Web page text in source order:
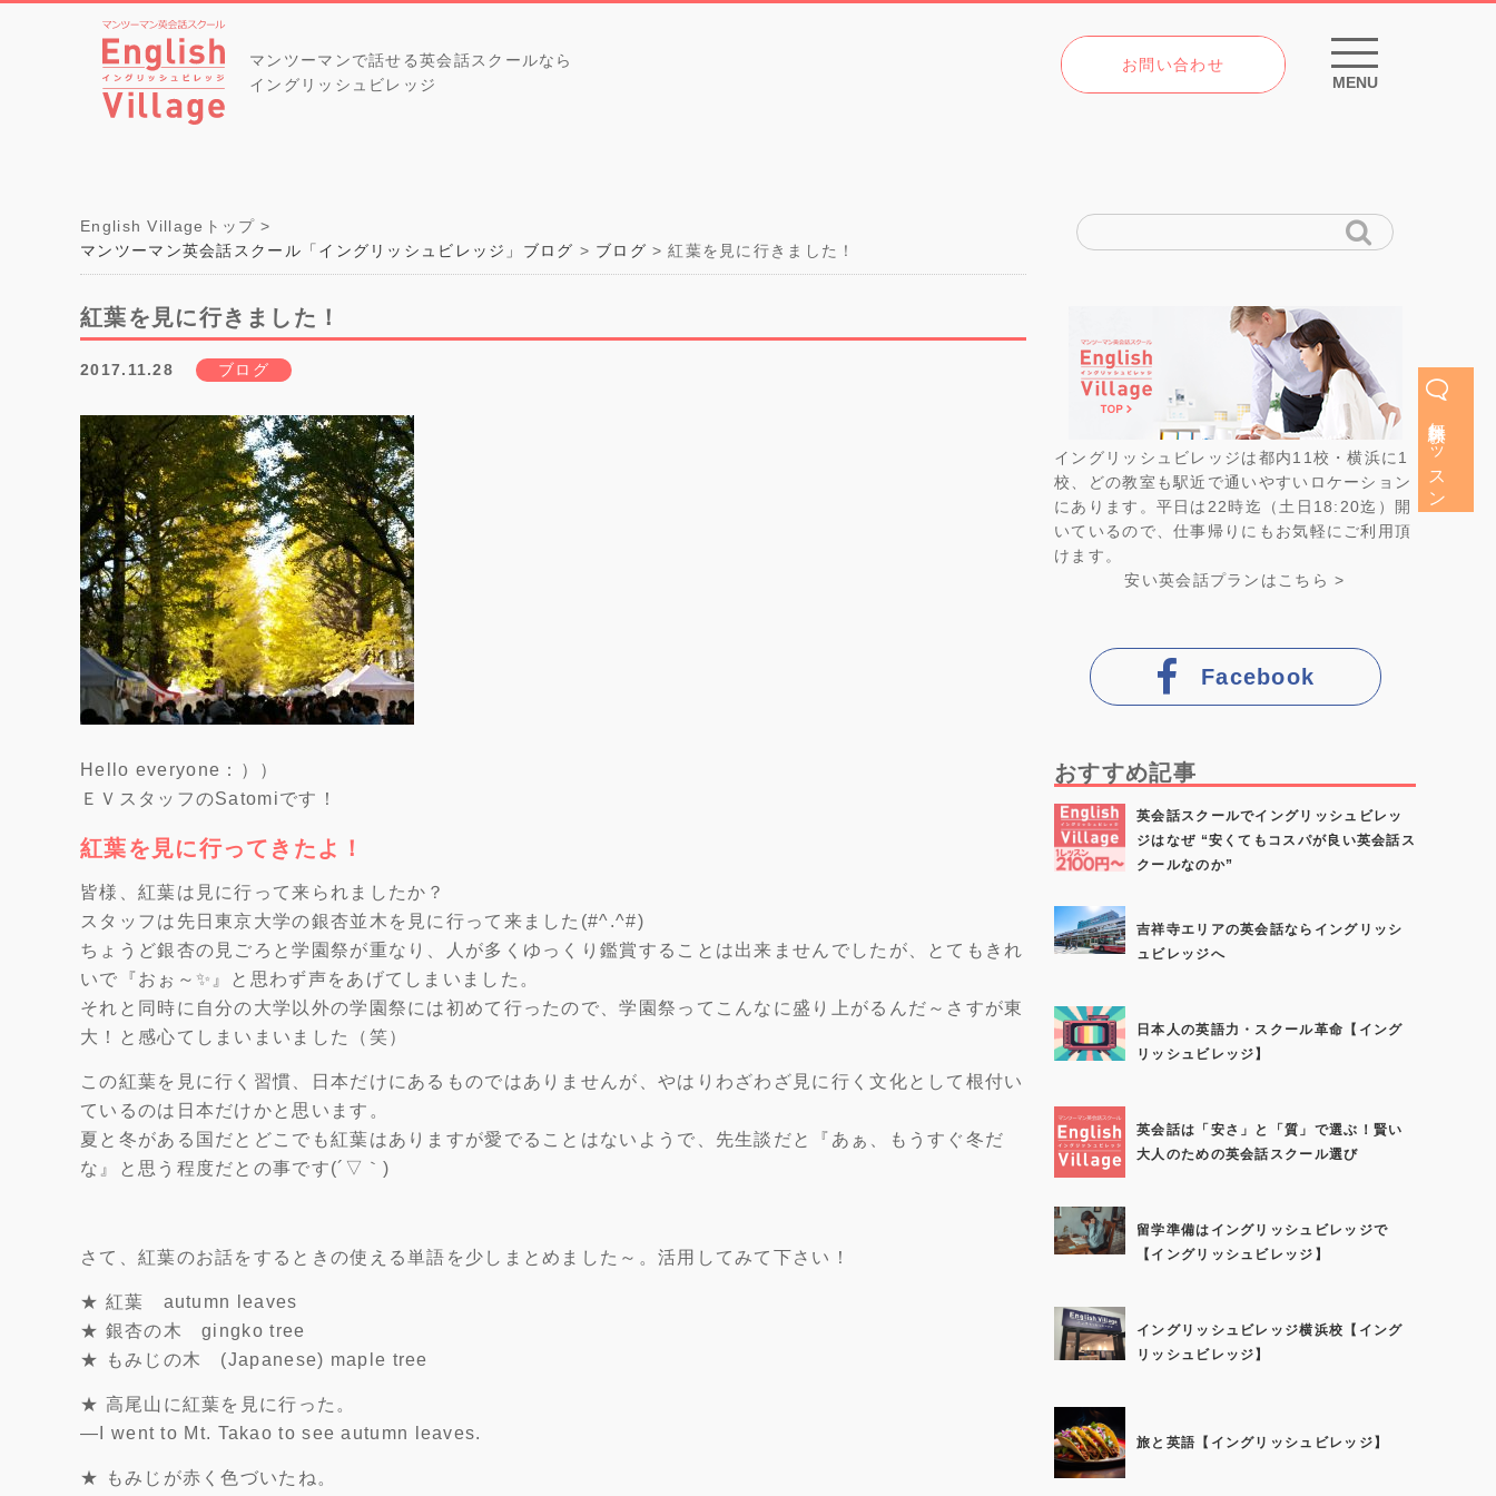
無料体験レッスン
マンツーマンで話せる英会話スクールなら
イングリッシュビレッジ
お問い合わせ
MENU
English Villageトップ
マンツーマン英会話スクール「イングリッシュビレッジ」ブログ
ブログ 紅葉を見に行きました！
紅葉を見に行きました！
2017.11.28 ブログ
Hello everyone：））
ＥＶスタッフのSatomiです！
紅葉を見に行ってきたよ！
皆様、紅葉は見に行って来られましたか？
スタッフは先日東京大学の銀杏並木を見に行って来ました(#^.^#)
ちょうど銀杏の見ごろと学園祭が重なり、人が多くゆっくり鑑賞することは出来ませんでしたが、とてもきれ
いで『おぉ～✨』と思わず声をあげてしまいました。
それと同時に自分の大学以外の学園祭には初めて行ったので、学園祭ってこんなに盛り上がるんだ～さすが東
大！と感心てしまいまいました（笑）
この紅葉を見に行く習慣、日本だけにあるものではありませんが、やはりわざわざ見に行く文化として根付い
ているのは日本だけかと思います。
夏と冬がある国だとどこでも紅葉はありますが愛でることはないようで、先生談だと『あぁ、もうすぐ冬だ
な』と思う程度だとの事です(´▽｀)
さて、紅葉のお話をするときの使える単語を少しまとめました～。活用してみて下さい！
★ 紅葉 autumn leaves
★ 銀杏の木 gingko tree
★ もみじの木 (Japanese) maple tree
★ 高尾山に紅葉を見に行った。
―I went to Mt. Takao to see autumn leaves.
★ もみじが赤く色づいたね。
イングリッシュビレッジは都内11校・横浜に1
校、どの教室も駅近で通いやすいロケーション
にあります。平日は22時迄（土日18:20迄）開
いているので、仕事帰りにもお気軽にご利用頂
けます。
安い英会話プラン はこちら >
Facebook
おすすめ記事
英会話スクールでイングリッシュビレッ
ジはなぜ “安くてもコスパが良い英会話ス
クールなのか”
吉祥寺エリアの英会話ならイングリッシ
ュビレッジへ
日本人の英語力・スクール革命【イング
リッシュビレッジ】
英会話は「安さ」と「質」で選ぶ！賢い
大人のための英会話スクール選び
留学準備はイングリッシュビレッジで
【イングリッシュビレッジ】
イングリッシュビレッジ横浜校【イング
リッシュビレッジ】
旅と英語【イングリッシュビレッジ】